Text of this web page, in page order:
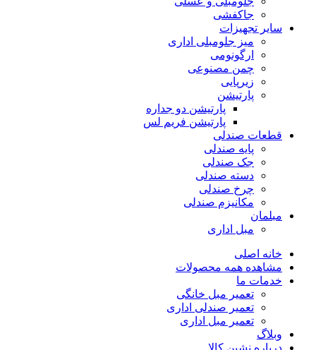
جاکفشی
سایر تجهیزات
میز جلومبلی اداری
ارگونومی
چمن مصنوعی
زیرپایی
پارتیشن
پارتیشن دو جداره
پارتیشن فریم لس
قطعات صندلی
پایه صندلی
جک صندلی
دسته صندلی
چرخ صندلی
مکانیزم صندلی
مبلمان
مبل اداری
خانه اصلی
مشاهده همه محصولات
خدمات ما
تعمیر مبل خانگی
تعمیر صندلی اداری
تعمیر مبل اداری
وبلاگ